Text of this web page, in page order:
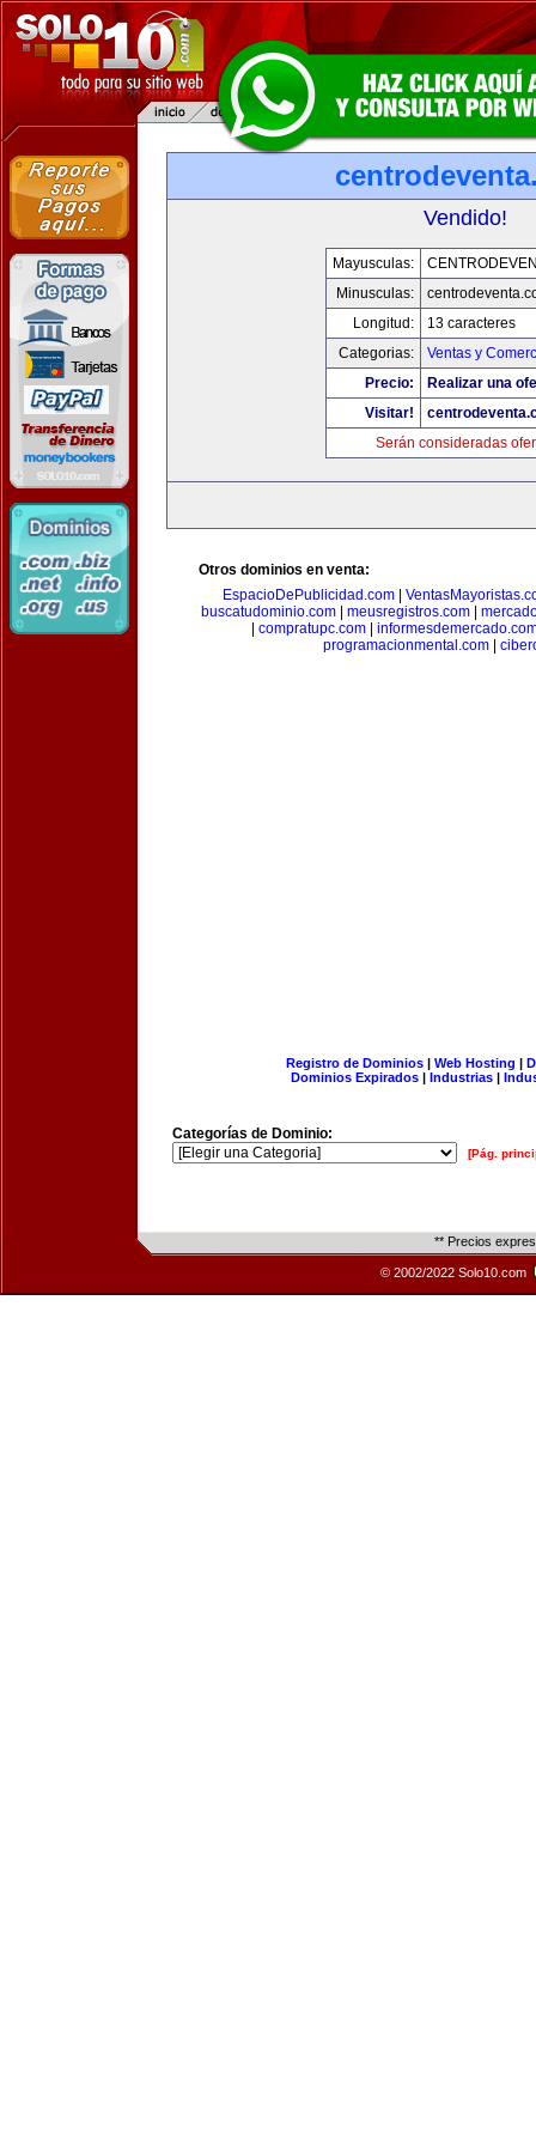
Vendido!
Mayusculas:
Minusculas:
Longitud:
13 caracteres
Categorias:
Ventas y
Precio:
Realizar una
Visitar!
Serán consideradas
Otros dominios en venta:
EspacioDePublicidad.com
buscatudominio.com
meusregistros.com
compratupc.com
programacionmental.com
Registro de Dominios| Web Hosting |
Dominios Expirados | Industrias |
Categorías de Dominio:
[Pág.
** Precios
© 2002/2022 Solo10.com